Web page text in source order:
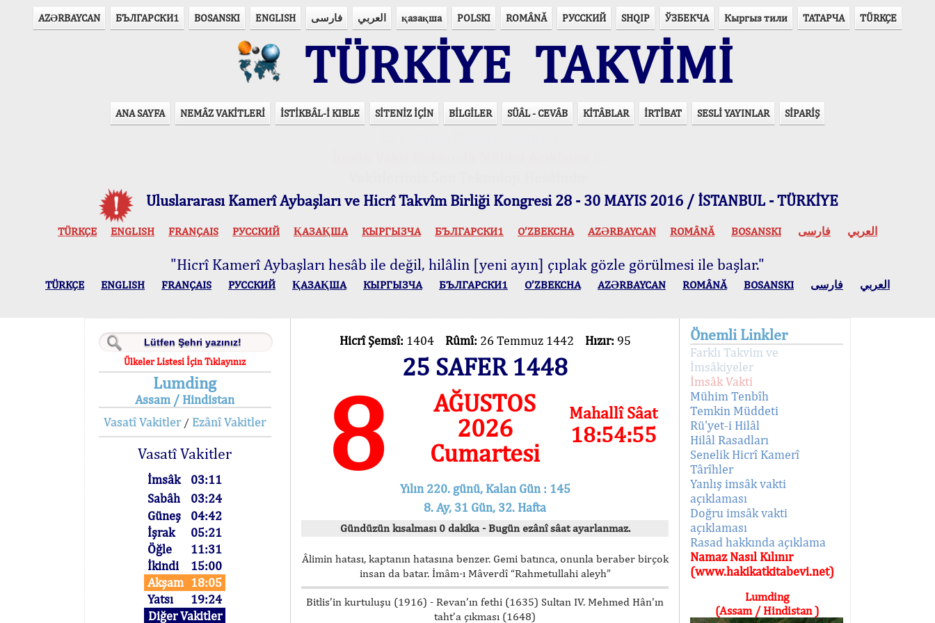
AZӘRBAYCAN БЪЛГАРСКИ1 BOSANSKI ENGLISH فارسی العربي қазақша POLSKI ROMÂNĂ РУССКИЙ SHQIP ЎЗБЕКЧА Кыргыз тили ТАТАРЧА TÜRKÇE
TÜRKİYE TAKVİMİ
ANA SAYFA NEMÂZ VAKİTLERİ İSTİKBÂL-İ KIBLE SİTENİZ İÇİN BİLGİLER SÜÂL - CEVÂB KİTÂBLAR İRTİBAT SESLİ YAYINLAR SİPARİŞ
Uluslararası Kamerî Aybaşları ve Hicrî Takvîm Birliği Kongresi 28 - 30 MAYIS 2016 / İSTANBUL - TÜRKİYE
TÜRKÇE ENGLISH FRANÇAIS РУССКИЙ ҚАЗАҚША КЫPГЫЗЧA БЪЛГАРСКИ1 O’ZBEKCHA AZӘRBAYCAN ROMÂNĂ BOSANSKI العربي فارسی
"Hicrî Kamerî Aybaşları hesâb ile değil, hilâlin [yeni ayın] çıplak gözle görülmesi ile başlar."
TÜRKÇE ENGLISH FRANÇAIS РУССКИЙ ҚАЗАҚША КЫPГЫЗЧA БЪЛГАРСКИ1 O’ZBEKCHA AZӘRBAYCAN ROMÂNĂ BOSANSKI العربي فارسی
Ülkeler Listesi İçin Tıklayınız
Lumding
Assam / Hindistan
Vasatî Vakitler/ Ezânî Vakitler
Vasatî Vakitler
İmsâk
03:11
Sabâh
03:24
Güneş
04:42
İşrak
05:21
Öğle
11:31
İkindi
15:00
Akşam 18:05
Yatsı
19:24
Diğer Vakitler
Hicrî Şemsî: 1404 Rûmî: 26 Temmuz 1442 Hızır: 95
25 SAFER 1448
8
AĞUSTOS
2026
Cumartesi
Mahallî Sâat
18:54:55
Yılın 220. günü, Kalan Gün : 145
8. Ay, 31 Gün, 32. Hafta
Gündüzün kısalması 0 dakika - Bugün ezânî sâat ayarlanmaz.
Âlimin hatası, kaptanın hatasına benzer. Gemi batınca, onunla beraber birçok
insan da batar. İmâm-ı Mâverdî “Rahmetullahi aleyh”
Bitlis’in kurtuluşu (1916) - Revan’ın fethi (1635) Sultan IV. Mehmed Hân’ın
taht’a çıkması (1648)
Önemli Linkler
Farklı Takvim ve
İmsâkiyeler
İmsâk Vakti
Mühim Tenbîh
Temkin Müddeti
Rü'yet-i Hilâl
Hilâl Rasadları
Senelik Hicrî Kamerî
Târîhler
Yanlış imsâk vakti
açıklaması
Doğru imsâk vakti
açıklaması
Rasad hakkında açıklama
Namaz Nasıl Kılınır
(www.hakikatkitabevi.net)
Lumding
(Assam / Hindistan )